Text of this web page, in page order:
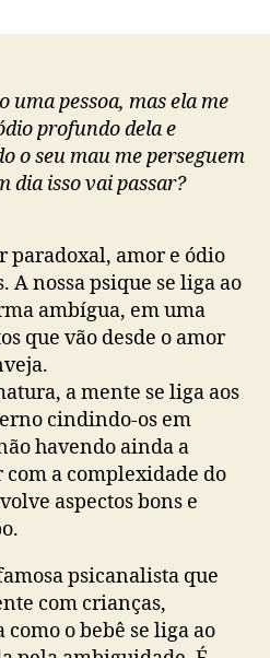
pessoa, mas ela me
profundo dela e
o seu mau me perseguem
dia isso vai passar?
paradoxal, amor e ódio
A nossa psique se liga ao
ambígua, em uma
que vão desde o amor
a mente se liga aos
cindindo-os em
havendo ainda a
a complexidade do
aspectos bons e
psicanalista que
com crianças,
o bebê se liga ao